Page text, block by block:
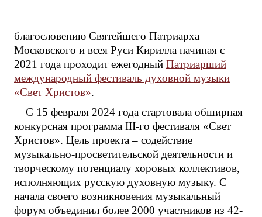
благословению Святейшего Патриарха
Московского и всея Руси Кирилла начиная с
2021 года проходит ежегодный Патриарший
международный фестиваль духовной музыки
«Свет Христов».
С 15 февраля 2024 года стартовала обширная
конкурсная программа III-го фестиваля «Свет
Христов». Цель проекта – содействие
музыкально-просветительской деятельности и
творческому потенциалу хоровых коллективов,
исполняющих русскую духовную музыку. С
начала своего возникновения музыкальный
форум объединил более 2000 участников из 42-